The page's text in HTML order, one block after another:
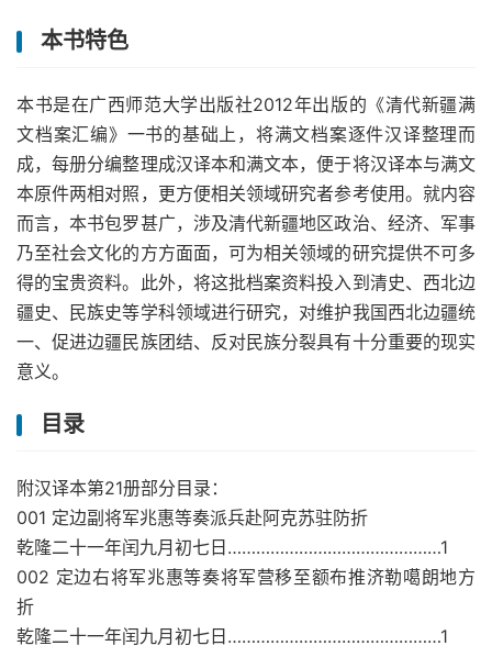
本书特色
本书是在广西师范大学出版社2012年出版的《清代新疆满
文档案汇编》一书的基础上，将满文档案逐件汉译整理而
成，每册分编整理成汉译本和满文本，便于将汉译本与满文
本原件两相对照，更方便相关领域研究者参考使用。就内容
而言，本书包罗甚广，涉及清代新疆地区政治、经济、军事
乃至社会文化的方方面面，可为相关领域的研究提供不可多
得的宝贵资料。此外，将这批档案资料投入到清史、西北边
疆史、民族史等学科领域进行研究，对维护我国西北边疆统
一、促进边疆民族团结、反对民族分裂具有十分重要的现实
意义。
目录
附汉译本第21册部分目录：
001 定边副将军兆惠等奏派兵赴阿克苏驻防折
乾隆二十一年闰九月初七日………………………………………1
002 定边右将军兆惠等奏将军营移至额布推济勒噶朗地方
折
乾隆二十一年闰九月初七日………………………………………1